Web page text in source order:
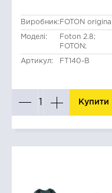
Виробник: FOTON original
Моделі:
Foton 2.8;
FOTON;
Артикул: FT140-B
Купити